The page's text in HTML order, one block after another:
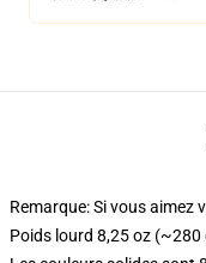
Remarque: Si vous aimez
Poids lourd 8,25 oz